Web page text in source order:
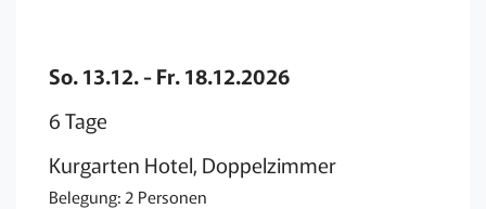
So. 13.12. - Fr. 18.12.2026
6 Tage
Kurgarten Hotel, Doppelzimmer
Belegung: 2 Personen